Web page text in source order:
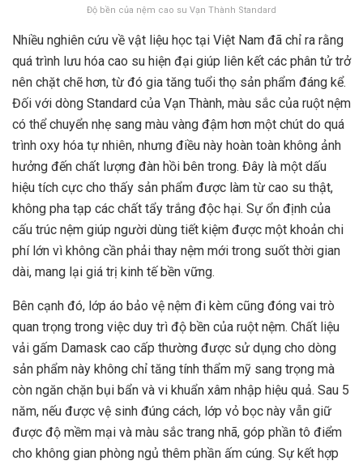
Độ bền của nệm cao su Vạn Thành Standard
Nhiều nghiên cứu về vật liệu học tại Việt Nam đã chỉ ra rằng
quá trình lưu hóa cao su hiện đại giúp liên kết các phân tử trở
nên chặt chẽ hơn, từ đó gia tăng tuổi thọ sản phẩm đáng kể.
Đối với dòng Standard của Vạn Thành, màu sắc của ruột nệm
có thể chuyển nhẹ sang màu vàng đậm hơn một chút do quá
trình oxy hóa tự nhiên, nhưng điều này hoàn toàn không ảnh
hưởng đến chất lượng đàn hồi bên trong. Đây là một dấu
hiệu tích cực cho thấy sản phẩm được làm từ cao su thật,
không pha tạp các chất tẩy trắng độc hại. Sự ổn định của
cấu trúc nệm giúp người dùng tiết kiệm được một khoản chi
phí lớn vì không cần phải thay nệm mới trong suốt thời gian
dài, mang lại giá trị kinh tế bền vững.
Bên cạnh đó, lớp áo bảo vệ nệm đi kèm cũng đóng vai trò
quan trọng trong việc duy trì độ bền của ruột nệm. Chất liệu
vải gấm Damask cao cấp thường được sử dụng cho dòng
sản phẩm này không chỉ tăng tính thẩm mỹ sang trọng mà
còn ngăn chặn bụi bẩn và vi khuẩn xâm nhập hiệu quả. Sau 5
năm, nếu được vệ sinh đúng cách, lớp vỏ bọc này vẫn giữ
được độ mềm mại và màu sắc trang nhã, góp phần tô điểm
cho không gian phòng ngủ thêm phần ấm cúng. Sự kết hợp